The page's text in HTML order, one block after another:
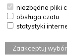
niezbędne pliki
obsługa czatu
statystyki
Zaakceptuj wybór